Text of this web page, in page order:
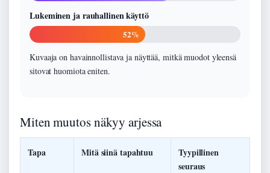
Lukeminen ja rauhallinen käyttö
52%
Kuvaaja on havainnollistava ja näyttää, mitkä muodot yleensä
sitovat huomiota eniten.
Miten muutos näkyy arjessa
Tapa Mitä siinä tapahtuu
Tyypillinen
seuraus